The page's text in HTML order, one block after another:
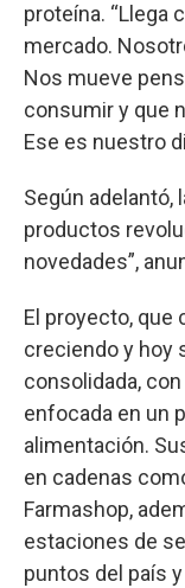
proteína. “Llega
mercado.
Nos mueve
consumir y que
Ese es nuestro
Según adelantó,
productos
novedades”,
El proyecto, que
creciendo y hoy
consolidada,
enfocada en un
alimentación.
en cadenas
Farmashop,
estaciones de
puntos del país